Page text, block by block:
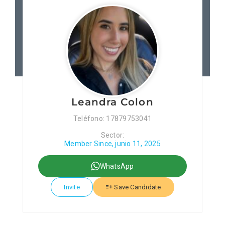
Patronos
Junta Local Desarrollo
Adiestramientos
Eventos
Sobre Nosotros
Contacto
Leandra Colon
Teléfono: 17879753041
Sector:
Member Since, junio 11, 2025
WhatsApp
Invite Save Candidate